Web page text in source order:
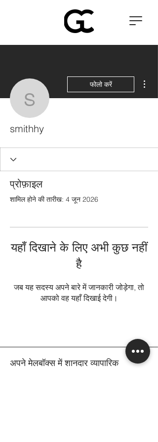
smithhy
फोलो करें
smithhy
प्रोफ़ाइल
शामिल होने की तारीख: 4 जून 2026
यहाँ दिखाने के लिए अभी कुछ नहीं
है
जब यह सदस्य अपने बारे में जानकारी जोड़ेगा, तो
आपको वह यहाँ दिखाई देगी।
अपने मेलबॉक्स में शानदार व्यापारिक